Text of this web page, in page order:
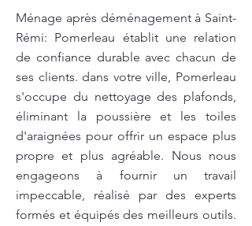
Ménage après déménagement à Saint-
Rémi: Pomerleau établit une relation
de confiance durable avec chacun de
ses clients. dans votre ville, Pomerleau
s'occupe du nettoyage des plafonds,
éliminant la poussière et les toiles
d'araignées pour offrir un espace plus
propre et plus agréable. Nous nous
engageons à fournir un travail
impeccable, réalisé par des experts
formés et équipés des meilleurs outils.